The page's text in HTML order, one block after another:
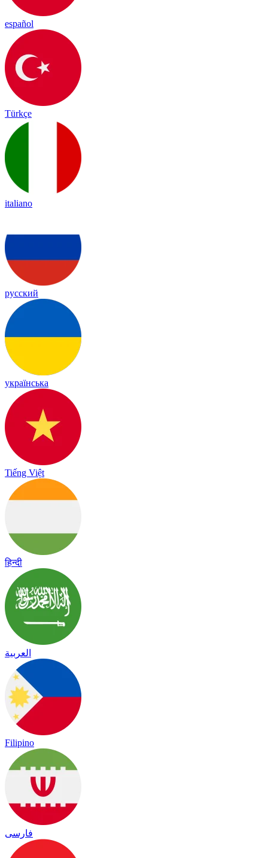
español
Türkçe
italiano
русский
українська
Tiếng Việt
हिन्दी
العربية
Filipino
فارسی